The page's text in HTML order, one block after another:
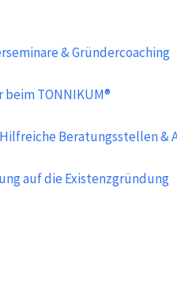
& Gründercoaching
TONNIKUM®
Beratungsstellen
auf die Existenzgründung